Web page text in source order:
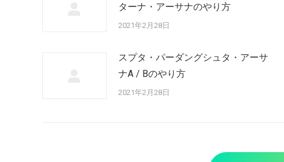
ターナ・アーサナのやり方
2021年2月28日
スプタ・パーダングシュタ・アーサ
ナA / Bのやり方
2021年2月28日